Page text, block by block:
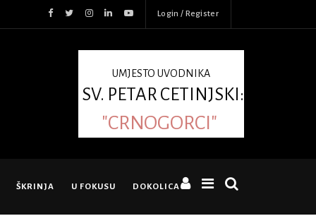
Login / Register
UMJESTO UVODNIKA
SV. PETAR CETINJSKI:
"CRNOGORCI"
ŠKRINJA U FOKUSU DOKOLICA